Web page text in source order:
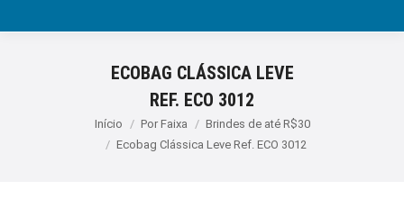
ECOBAG CLÁSSICA LEVE
REF. ECO 3012
Você está aqui:
Início Por Faixa
Brindes de até R$30
Ecobag Clássica Leve Ref. ECO 3012